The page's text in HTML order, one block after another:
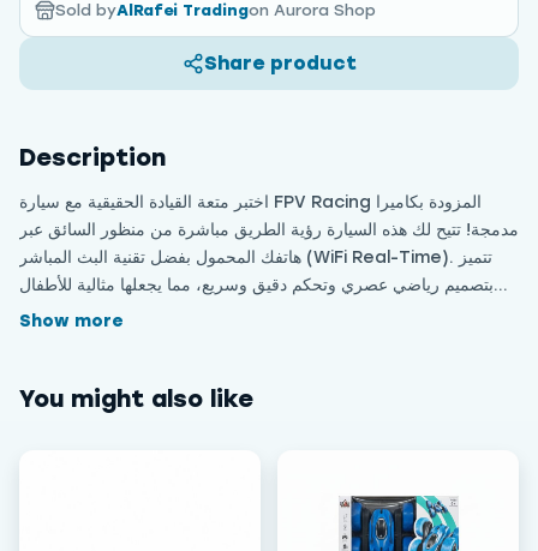
Sold byAlRafei Tradingon Aurora Shop
Share product
Description
اختبر متعة القيادة الحقيقية مع سيارة FPV Racing المزودة بكاميرا
مدمجة! تتيح لك هذه السيارة رؤية الطريق مباشرة من منظور السائق عبر
هاتفك المحمول بفضل تقنية البث المباشر (WiFi Real-Time). تتميز
بتصميم رياضي عصري وتحكم دقيق وسريع، مما يجعلها مثالية للأطفال
والهواة من عمر 6 سنوات فما فوق. يمكنك تسجيل فيديوهات لسباقاتك
Show more
You might also like